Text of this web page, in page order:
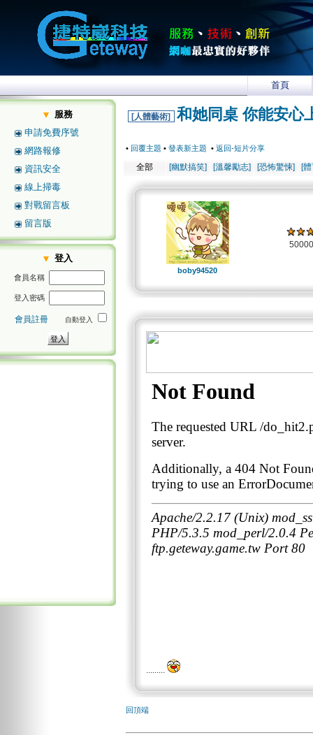
首頁
服務
申請免費序號
網路報修
資訊安全
線上掃毒
對戰留言板
留言版
登入
會員名稱
登入密碼
會員註冊 自動登入
[人體藝術] 和她同桌 你能安心
• 回覆主題 • 發表新主題 • 返回-短片分享
全部 [幽默搞笑] [溫馨勵志] [恐怖驚悚] [
boby94520
.........
回頂端